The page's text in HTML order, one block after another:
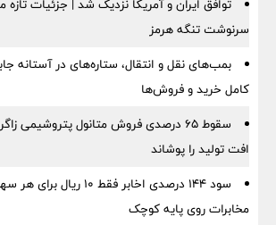
توافق ایران و آمریکا نزدیک شد | جزئیات تازه
سرنوشت تنگه هرمز
بمب‌های نقل و انتقال، ستاره‌های در آستانه
کامل خرید و فروش‌ها
سقوط ۶۵ درصدی فروش متانول پتروشیمی
افت تولید را پوشاند
سود ۱۴۴ درصدی اخابر فقط ۱۰
مخابرات روی پایه کوچک